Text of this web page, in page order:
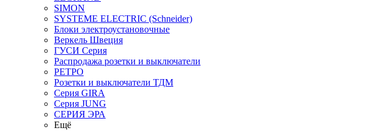
SIMON
SYSTEME ELECTRIC (Schneider)
Блоки электроустановочные
Веркель Швеция
ГУСИ Серия
Распродажа розетки и выключатели
РЕТРО
Розетки и выключатели ТДМ
Серия GIRA
Серия JUNG
СЕРИЯ ЭРА
Ещё